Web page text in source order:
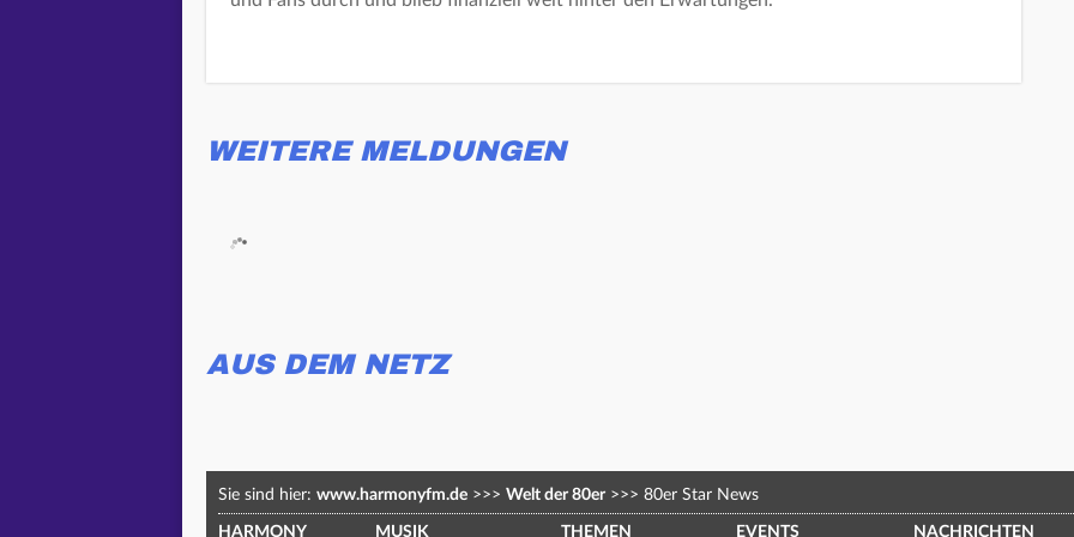
WEITERE MELDUNGEN
AUS DEM NETZ
Sie sind hier: www.harmonyfm.de >>> Welt der 80er >>> 80er Star News
HARMONY MUSIK THEMEN EVENTS NACHRICHTEN